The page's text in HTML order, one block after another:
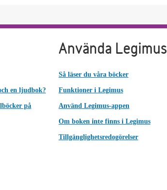
en ljudbok?
på
Använda Legimus
Så läser du våra böcker
Funktioner i Legimus
Använd Legimus-appen
Om boken inte finns i Legimus
Tillgänglighetsredogörelser